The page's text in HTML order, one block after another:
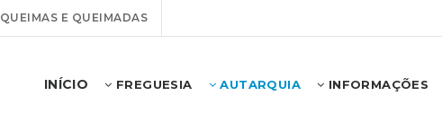
QUEIMAS E QUEIMADAS
INÍCIO FREGUESIA AUTARQUIA INFORMAÇÕES